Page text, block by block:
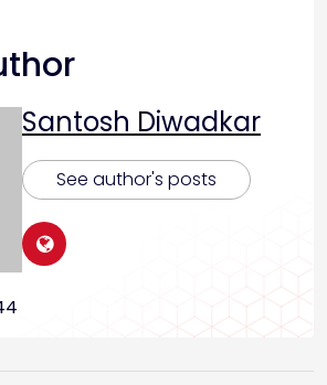
Santosh Diwadkar
See author's posts